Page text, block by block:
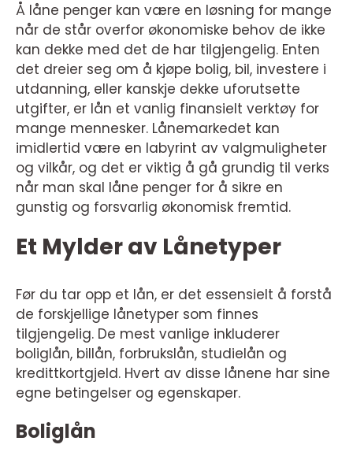
Å låne penger kan være en løsning for mange
når de står overfor økonomiske behov de ikke
kan dekke med det de har tilgjengelig. Enten
det dreier seg om å kjøpe bolig, bil, investere i
utdanning, eller kanskje dekke uforutsette
utgifter, er lån et vanlig finansielt verktøy for
mange mennesker. Lånemarkedet kan
imidlertid være en labyrint av valgmuligheter
og vilkår, og det er viktig å gå grundig til verks
når man skal låne penger for å sikre en
gunstig og forsvarlig økonomisk fremtid.
Et Mylder av Lånetyper
Før du tar opp et lån, er det essensielt å forstå
de forskjellige lånetyper som finnes
tilgjengelig. De mest vanlige inkluderer
boliglån, billån, forbrukslån, studielån og
kredittkortgjeld. Hvert av disse lånene har sine
egne betingelser og egenskaper.
Boliglån